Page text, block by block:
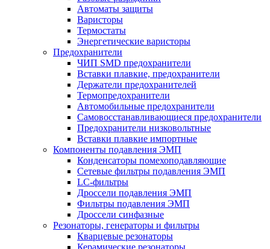
Автоматы защиты
Варисторы
Термостаты
Энергетические варисторы
Предохранители
ЧИП SMD предохранители
Вставки плавкие, предохранители
Держатели предохранителей
Термопредохранители
Автомобильные предохранители
Самовосстанавливающиеся предохранители
Предохранители низковольтные
Вставки плавкие импортные
Компоненты подавления ЭМП
Конденсаторы помехоподавляющие
Сетевые фильтры подавления ЭМП
LC-фильтры
Дроссели подавления ЭМП
Фильтры подавления ЭМП
Дроссели синфазные
Резонаторы, генераторы и фильтры
Кварцевые резонаторы
Керамические резонаторы